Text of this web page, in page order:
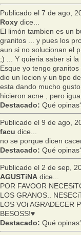
Publicado el 7 de ago,
Roxy dice...
El limón tambien es un
granitos ... y pues los
aun si no solucionan el
;) ... Y quieria saber si
Esque yo tengo
dio un locion y un tipo
esta dando mucho
hicieron acne , pero
Destacado: Qué
Publicado el 9 de ago,
facu dice...
no se porque dicen
Destacado: Qué
Publicado el 2 de sep,
AGUSTiNA dice...
POR FAVOOR
LOS GRANOS..
LOS VOi AGRADECER
BESOSS!♥
Destacado: Qué